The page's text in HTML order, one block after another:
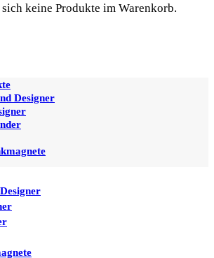
keine Produkte im Warenkorb.
Designer